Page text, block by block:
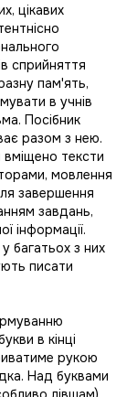
цікавих
сприйняття
пам'ять,
в учнів
Посібник
разом з нею.
тексти
мовлення
завершення
завдань,
інформації.
багатьох з них
писати
в кінці
рукою
Над буквами